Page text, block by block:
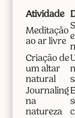
Atividade
Meditação
ao ar livre
Criação de
um altar
natural
Journaling
na
natureza